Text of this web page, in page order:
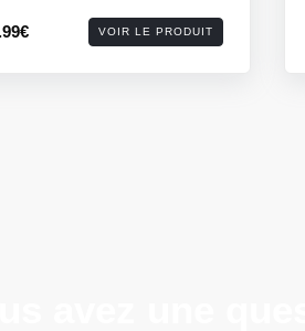
VOIR LE PRODUIT